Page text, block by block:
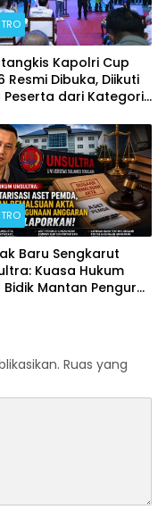
Kapolri Cup
Resmi Dibuka, Diikuti
Peserta dari Kategori
Baru Sengkarut
Kuasa Hukum
Bidik Mantan Pengurus
Ruas yang